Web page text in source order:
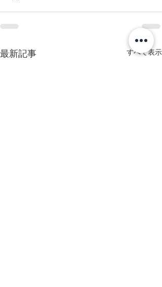
最新記事 すべて表示